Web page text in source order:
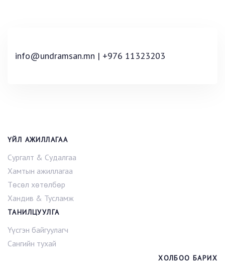
info@undramsan.mn | +976 11323203
ҮЙЛ АЖИЛЛАГАА
Сургалт & Судалгаа
Хамтын ажиллагаа
Төсөл хөтөлбөр
Хандив & Тусламж
ТАНИЛЦУУЛГА
Үүсгэн байгуулагч
Сангийн тухай
ХОЛБОО БАРИХ